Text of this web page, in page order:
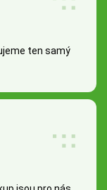
ten samý